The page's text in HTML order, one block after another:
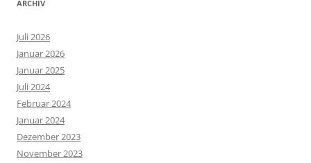
ARCHIV
Juli 2026
Januar 2026
Januar 2025
Juli 2024
Februar 2024
Januar 2024
Dezember 2023
November 2023